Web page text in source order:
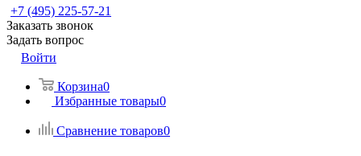
+7 (495) 225-57-21
Заказать звонок
Задать вопрос
Войти
Корзина0
Избранные товары0
Сравнение товаров0